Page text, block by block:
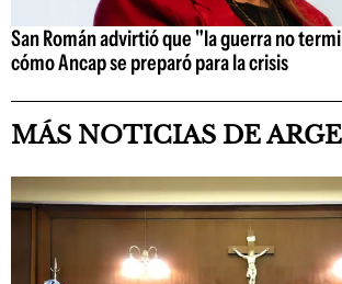
San Román advirtió que "la guerra no
cómo Ancap se preparó para la crisis
MÁS NOTICIAS DE